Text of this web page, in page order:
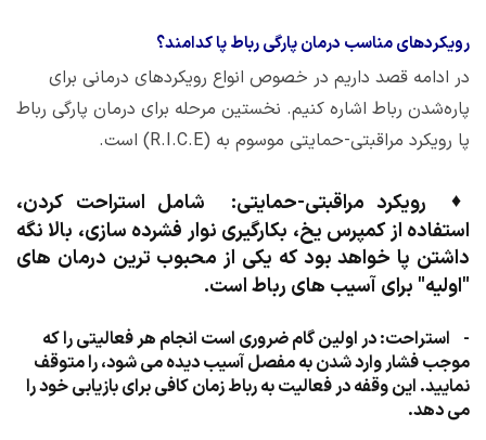
رویکردهای مناسب درمان پارگی رباط پا کدامند؟
در ادامه قصد داریم در خصوص انواع رویکردهای درمانی برای
پاره‌شدن رباط اشاره کنیم. نخستین مرحله برای درمان پارگی رباط
پا رویکرد مراقبتی-حمایتی موسوم به (R.I.C.E) است.
♦رویکرد مراقبتی-حمایتی: شامل استراحت کردن،
استفاده از کمپرس یخ، بکارگیری نوار فشرده سازی، بالا نگه
داشتن پا خواهد بود که یکی از محبوب ترین درمان های
"اولیه" برای آسیب های رباط است.
- استراحت: در اولین گام ضروری است انجام هر فعالیتی را که
موجب فشار وارد شدن به مفصل آسیب دیده می شود، را متوقف
نمایید. این وقفه در فعالیت به رباط زمان کافی برای بازیابی خود را
می دهد.